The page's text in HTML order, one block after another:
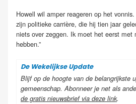
Howell wil amper reageren op het
zijn politieke carrière, die hij tien jaar
niets over zeggen. Ik moet het eerst met
hebben.”
De Wekelijkse Update
Blijf op de hoogte van de belangrijkste
gemeenschap. Abonneer je net als
de gratis nieuwsbrief via deze link.